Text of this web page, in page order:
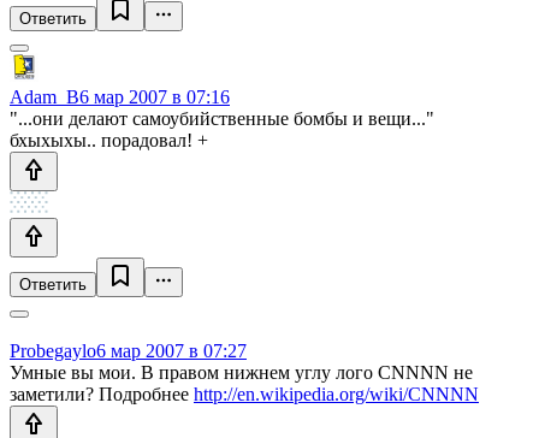
Ответить
Adam_B6 мар 2007 в 07:16
"...они делают самоубийственные бомбы и вещи..."
бхыхыхы.. порадовал! +
Ответить
Probegaylo6 мар 2007 в 07:27
Умные вы мои. В правом нижнем углу лого CNNNN не
заметили? Подробнее http://en.wikipedia.org/wiki/CNNNN